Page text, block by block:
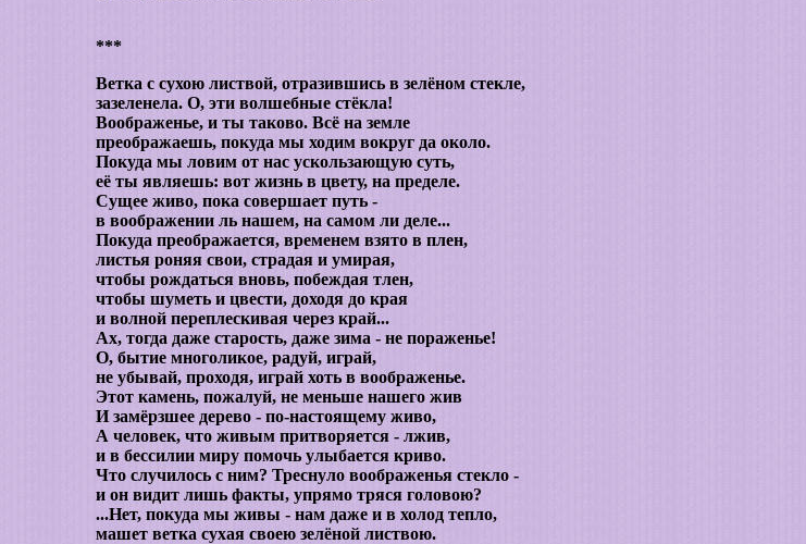
***
Ветка с сухою листвой, отразившись в зелёном стекле,
зазеленела. О, эти волшебные стёкла!
Воображенье, и ты таково. Всё на земле
преображаешь, покуда мы ходим вокруг да около.
Покуда мы ловим от нас ускользающую суть,
её ты являешь: вот жизнь в цвету, на пределе.
Сущее живо, пока совершает путь -
в воображении ль нашем, на самом ли деле...
Покуда преображается, временем взято в плен,
листья роняя свои, страдая и умирая,
чтобы рождаться вновь, побеждая тлен,
чтобы шуметь и цвести, доходя до края
и волной переплескивая через край...
Ах, тогда даже старость, даже зима - не пораженье!
О, бытие многоликое, радуй, играй,
не убывай, проходя, играй хоть в воображенье.
Этот камень, пожалуй, не меньше нашего жив
И замёрзшее дерево - по-настоящему живо,
А человек, что живым притворяется - лжив,
и в бессилии миру помочь улыбается криво.
Что случилось с ним? Треснуло воображенья стекло -
и он видит лишь факты, упрямо тряся головою?
...Нет, покуда мы живы - нам даже и в холод тепло,
машет ветка сухая своею зелёной листвою.